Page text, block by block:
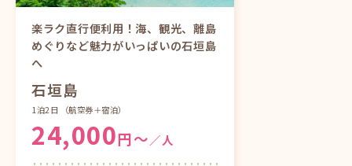
福岡発
札幌発
ツアーをもっと見る
楽ラク直行便利用！海、観光、離島
めぐりなど魅力がいっぱいの石垣島
へ
石垣島
1泊2日 （航空券＋宿泊）
24,000円〜／人